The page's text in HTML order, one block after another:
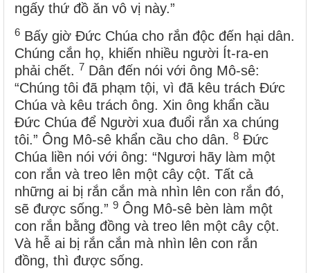
ngấy thứ đồ ăn vô vị này.”
6 Bấy giờ Đức Chúa cho rắn độc đến hại dân.
Chúng cắn họ, khiến nhiều người Ít-ra-en
phải chết. 7 Dân đến nói với ông Mô-sê:
“Chúng tôi đã phạm tội, vì đã kêu trách Đức
Chúa và kêu trách ông. Xin ông khẩn cầu
Đức Chúa để Người xua đuổi rắn xa chúng
tôi.” Ông Mô-sê khẩn cầu cho dân. 8 Đức
Chúa liền nói với ông: “Ngươi hãy làm một
con rắn và treo lên một cây cột. Tất cả
những ai bị rắn cắn mà nhìn lên con rắn đó,
sẽ được sống.” 9 Ông Mô-sê bèn làm một
con rắn bằng đồng và treo lên một cây cột.
Và hễ ai bị rắn cắn mà nhìn lên con rắn
đồng, thì được sống.